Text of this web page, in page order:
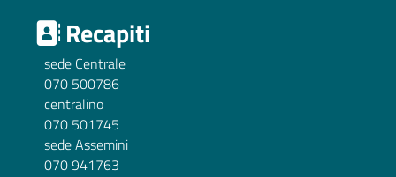
Recapiti
sede Centrale
070 500786
centralino
070 501745
sede Assemini
070 941763